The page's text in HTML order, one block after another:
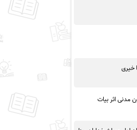
خیری
مدنی اثر بیات